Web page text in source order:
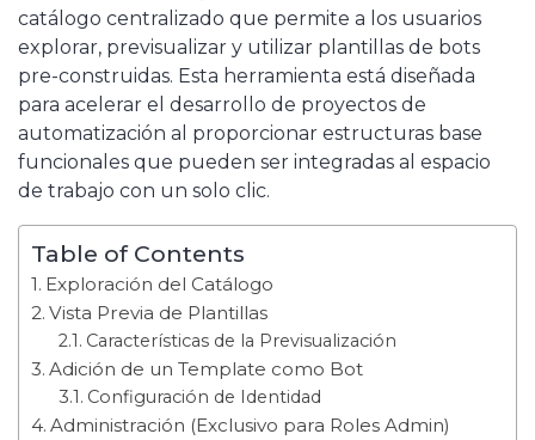
catálogo centralizado que permite a los usuarios
explorar, previsualizar y utilizar plantillas de bots
pre-construidas. Esta herramienta está diseñada
para acelerar el desarrollo de proyectos de
automatización al proporcionar estructuras base
funcionales que pueden ser integradas al espacio
de trabajo con un solo clic.
Table of Contents
Exploración del Catálogo
Vista Previa de Plantillas
Características de la Previsualización
Adición de un Template como Bot
Configuración de Identidad
Administración (Exclusivo para Roles Admin)